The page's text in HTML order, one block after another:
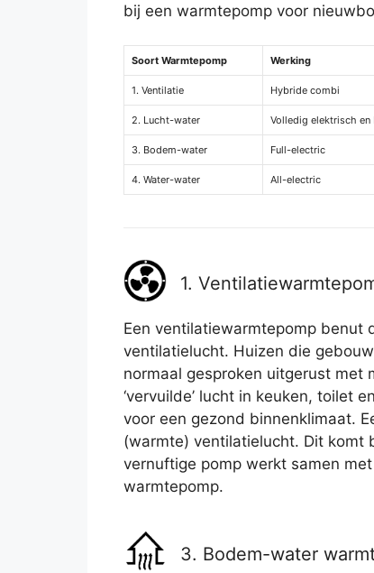
bij een warmtepomp voor
Soort Warmtepomp Werking
1. Ventilatie Hybride combi
2. Lucht-water Volledig elektrisch en
3. Bodem-water Full-electric
4. Water-water All-electric
1.
Een ventilatiewarmtepomp benut
ventilatielucht. Huizen die
normaal gesproken uitgerust met
‘vervuilde’ lucht in keuken, toilet
voor een gezond binnenklimaat.
(warmte) ventilatielucht. Dit komt
vernuftige pomp werkt samen
warmtepomp.
3. Bodem-water